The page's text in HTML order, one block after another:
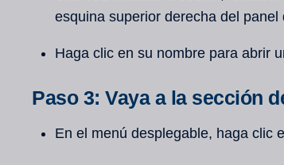
esquina superior derecha del panel
Haga clic en su nombre para abrir
Paso 3: Vaya a la sección
En el menú desplegable, haga clic